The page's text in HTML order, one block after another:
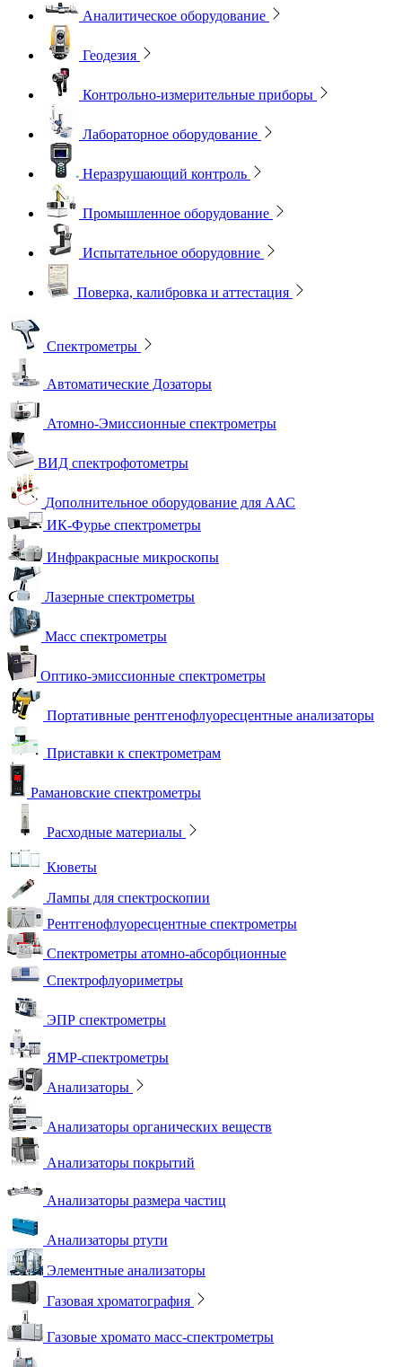
Аналитическое оборудование
Геодезия
Контрольно-измерительные приборы
Лабораторное оборудование
Неразрушающий контроль
Промышленное оборудование
Испытательное оборудовние
Поверка, калибровка и аттестация
Спектрометры
Автоматические Дозаторы
Атомно-Эмиссионные спектрометры
ВИД спектрофотометры
Дополнительное оборудование для ААС
ИК-Фурье спектрометры
Инфракрасные микроскопы
Лазерные спектрометры
Масс спектрометры
Оптико-эмиссионные спектрометры
Портативные рентгенофлуоресцентные анализаторы
Приставки к спектрометрам
Рамановские спектрометры
Расходные материалы
Кюветы
Лампы для спектроскопии
Рентгенофлуоресцентные спектрометры
Спектрометры атомно-абсорбционные
Спектрофлуориметры
ЭПР спектрометры
ЯМР-спектрометры
Анализаторы
Анализаторы органических веществ
Анализаторы покрытий
Анализаторы размера частиц
Анализаторы ртути
Элементные анализаторы
Газовая хроматография
Газовые хромато масс-спектрометры